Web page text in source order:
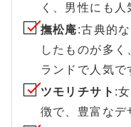
く、男性にも人
撫松庵:古典的
したものが多
ランドで人気で
ツモリチサト :
徴で、豊富なデ